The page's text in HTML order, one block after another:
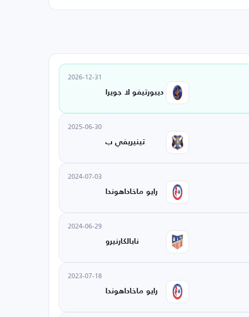
2026-12-31
ديبورتيفو لا جويرا
2025-06-30
تينيريفي ب
2024-07-03
رايو ماخاداهوندا
2024-06-29
نابالكارنيرو
2023-07-18
رايو ماخاداهوندا